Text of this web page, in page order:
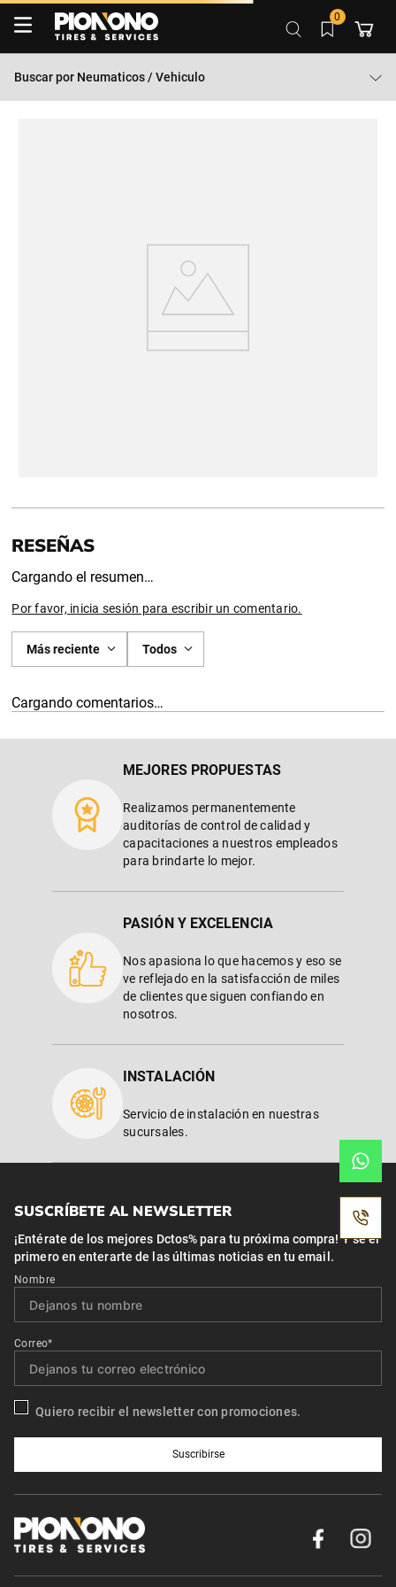
0
Buscar por Neumaticos / Vehiculo
Cargando el resumen…
Por favor, inicia sesión para escribir un comentario.
Más reciente Todos
Cargando comentarios…
MEJORES PROPUESTAS
Realizamos permanentemente
auditorías de control de calidad y
capacitaciones a nuestros empleados
para brindarte lo mejor.
PASIÓN Y EXCELENCIA
Nos apasiona lo que hacemos y eso se
ve reflejado en la satisfacción de miles
de clientes que siguen confiando en
nosotros.
INSTALACIÓN
Servicio de instalación en nuestras
sucursales.
SUSCRÍBETE AL NEWSLETTER
¡Entérate de los mejores Dctos% para tu próxima compra! Y se el
primero en enterarte de las últimas noticias en tu email.
Nombre
Correo*
Quiero recibir el newsletter con promociones.
Suscribirse